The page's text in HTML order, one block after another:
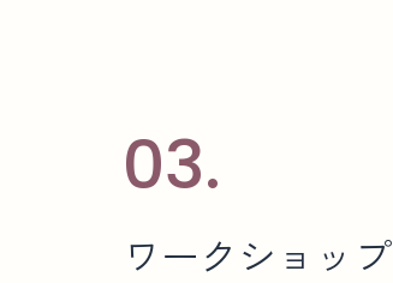
03.
ワーク シ ョ ッ プ